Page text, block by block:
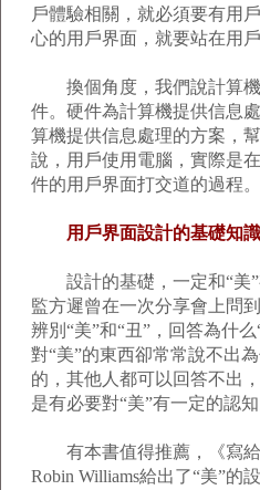
戶體驗相關，就必須要有用
心的用戶界面，就要站在用
換個角度，我們說計算機
件。硬件為計算機提供信息
算機提供信息處理的方案，
說，用戶使用電腦，實際是
件的用戶界面打交道的過程。
用戶界面設計的基礎知識
設計的基礎，一定和“美”
監方遲曾在一次分享會上問
辨別“美”和“丑”，回答為什
對“美”的東西卻常常說不出
的，其他人都可以回答不出
是有必要對“美”有一定的認知
有本書值得推薦，《寫給
Robin Williams給出了“美”的